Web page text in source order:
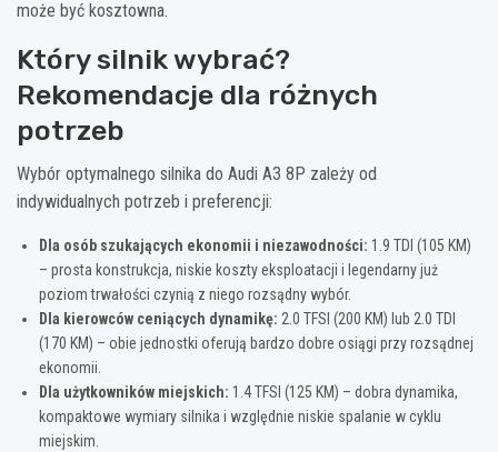
może być kosztowna.
Który silnik wybrać?
Rekomendacje dla różnych
potrzeb
Wybór optymalnego silnika do Audi A3 8P zależy od
indywidualnych potrzeb i preferencji:
Dla osób szukających ekonomii i niezawodności: 1.9 TDI (105 KM)
– prosta konstrukcja, niskie koszty eksploatacji i legendarny już
poziom trwałości czynią z niego rozsądny wybór.
Dla kierowców ceniących dynamikę: 2.0 TFSI (200 KM) lub 2.0 TDI
(170 KM) – obie jednostki oferują bardzo dobre osiągi przy rozsądnej
ekonomii.
Dla użytkowników miejskich: 1.4 TFSI (125 KM) – dobra dynamika,
kompaktowe wymiary silnika i względnie niskie spalanie w cyklu
miejskim.